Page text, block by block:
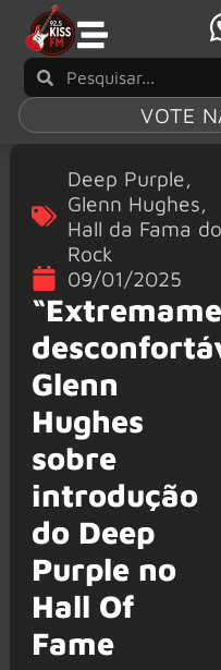
VOTE
Deep Purple,
Glenn Hughes,
Hall da Fama do
Rock
09/01/2025
Glenn
Hughes
sobre
introdução
do Deep
Purple no
Hall Of
Fame